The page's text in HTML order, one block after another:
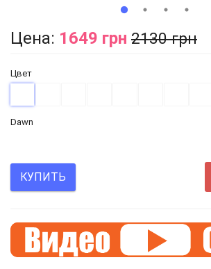
Цена: 1649 грн 2130 грн
Цвет
Dawn
КУПИТЬ